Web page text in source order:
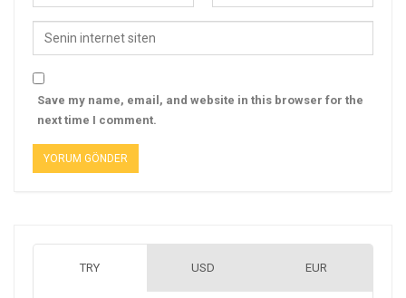
Save my name, email, and website in this browser for the
next time I comment.
TRY USD EUR